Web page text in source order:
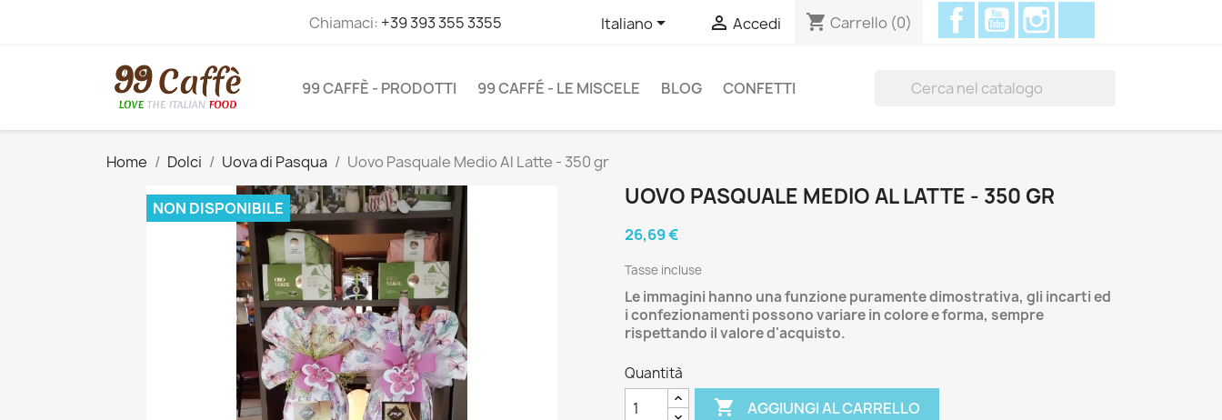
Chiamaci: +39 393 355 3355 Italiano  Accedi shopping_cart Carrello (0)
FacebookYouTube
99 CAFFÈ - PRODOTTI 99 CAFFÉ - LE MISCELE BLOG CONFETTI
Home Dolci Uova di Pasqua Uovo Pasquale Medio Al Latte - 350 gr
NON DISPONIBILE UOVO PASQUALE MEDIO AL LATTE - 350 GR
26,69 €
Tasse incluse
Le immagini hanno una funzione puramente dimostrativa, gli incarti ed
i confezionamenti possono variare in colore e forma, sempre
rispettando il valore d'acquisto.
Quantità
 AGGIUNGI AL CARRELLO